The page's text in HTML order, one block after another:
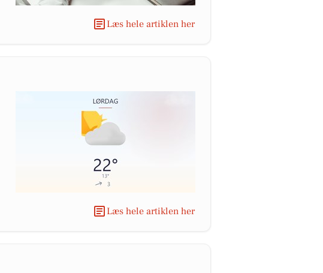
Læs hele artiklen her
Læs hele artiklen her